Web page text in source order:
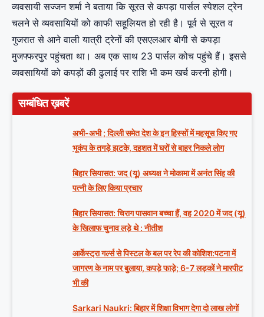
व्यवसायी सज्जन शर्मा ने बताया कि सूरत से कपड़ा पार्सल स्पेशल ट्रेन
चलने से व्यवसायियों को काफी सहूलियत हो रही है। पूर्व से सूरत व
गुजरात से आने वाली यात्री ट्रेनों की एसएलआर बोगी से कपड़ा
मुजफ्फरपुर पहुंचता था। अब एक साथ 23 पार्सल कोच पहुंचे हैं। इससे
व्यवसायियों को कपड़ों की ढुलाई पर राशि भी कम खर्च करनी होगी।
सम्बंधित ख़बरें
अभी-अभी ; दिल्ली समेत देश के इन हिस्सों में महसूस किए गए
भूकंप के तगड़े झटके, दहशत में घरों से बाहर निकले लोग
बिहार सियासत: जद (यू) अध्यक्ष ने मोकामा में अनंत सिंह की
पत्नी के लिए किया प्रचार
बिहार सियासत: चिराग पासवान बच्चा हैं, वह 2020 में जद (यू)
के खिलाफ चुनाव लड़े थे : नीतीश
आर्केस्ट्रा गर्ल्स से पिस्टल के बल पर रेप की कोशिश:पटना में
जागरण के नाम पर बुलाया, कपड़े फाड़े; 6-7 लड़कों ने मारपीट
भी की
Sarkari Naukri: बिहार में शिक्षा विभाग देगा दो लाख लोगों